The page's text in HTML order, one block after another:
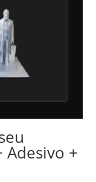
Adesivo +